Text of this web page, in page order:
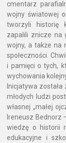
cmentarz
wojny światowej
tworzyli historię
zapalili znicze na
wojny, a także na
społeczności.
i pamięci o tych,
wychowania
Inicjatywa
młodych ludzi
własnej „małej
Ireneusz Bednorz
wiedzę o historii
edukacyjne i